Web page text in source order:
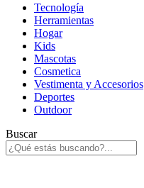
Tecnología
Herramientas
Hogar
Kids
Mascotas
Cosmetica
Vestimenta y Accesorios
Deportes
Outdoor
Buscar